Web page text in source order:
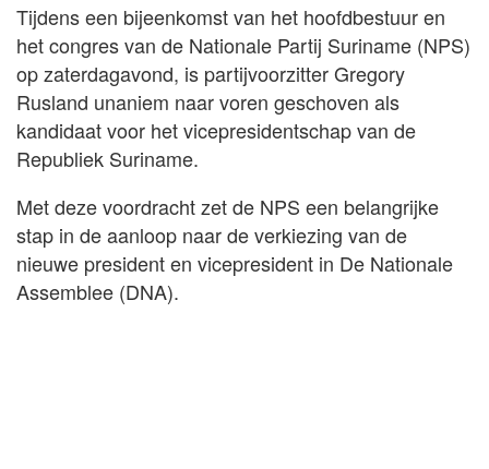
Tijdens een bijeenkomst van het hoofdbestuur en
het congres van de Nationale Partij Suriname (NPS)
op zaterdagavond, is partijvoorzitter Gregory
Rusland unaniem naar voren geschoven als
kandidaat voor het vicepresidentschap van de
Republiek Suriname.
Met deze voordracht zet de NPS een belangrijke
stap in de aanloop naar de verkiezing van de
nieuwe president en vicepresident in De Nationale
Assemblee (DNA).